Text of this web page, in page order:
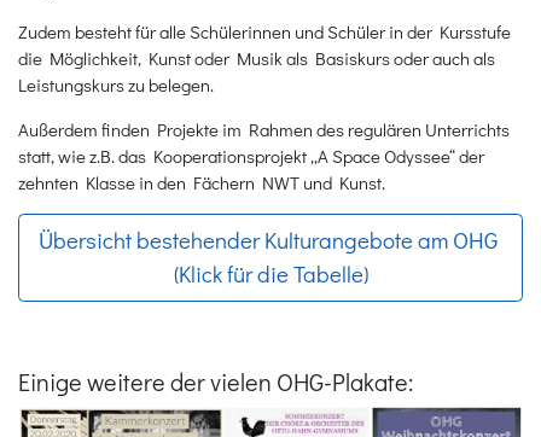
Zudem besteht für alle Schülerinnen und Schüler in der Kursstufe
die Möglichkeit, Kunst oder Musik als Basiskurs oder auch als
Leistungskurs zu belegen.
Außerdem finden Projekte im Rahmen des regulären Unterrichts
statt, wie z.B. das Kooperationsprojekt „A Space Odyssee“ der
zehnten Klasse in den Fächern NWT und Kunst.
Übersicht bestehender Kulturangebote am OHG
(Klick für die Tabelle)
Einige weitere der vielen OHG-Plakate: